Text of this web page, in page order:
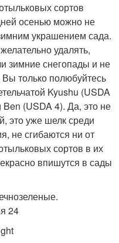
сортов
осенью можно не
украшением сада.
удалять,
зимние снегопады и не
только полюбуйтесь
Kyushu (USDA
(USDA 4). Да, это не
это уже шелк среди
не сгибаются ни от
сортов в их
впишутся в сады